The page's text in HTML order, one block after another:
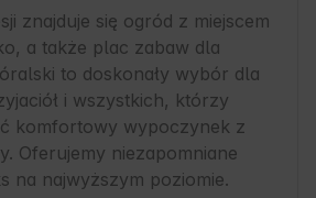
znajduje się ogród z miejscem
a także plac zabaw dla
to doskonały wybór dla
i wszystkich, którzy
komfortowy wypoczynek z
Oferujemy niezapomniane
na najwyższym poziomie.